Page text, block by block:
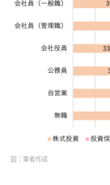
図：筆者作成